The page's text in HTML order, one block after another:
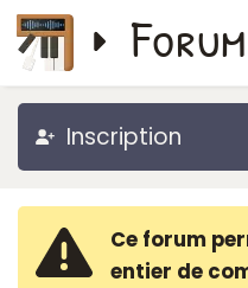
Forum
Inscription
Ce forum
entier de